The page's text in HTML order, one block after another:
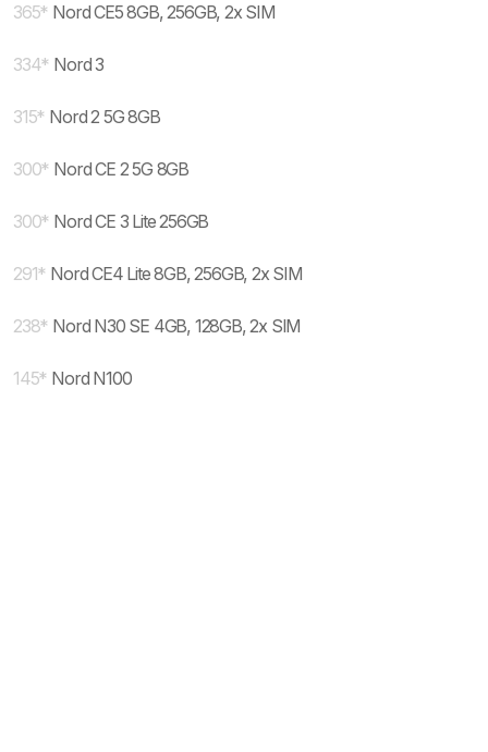
365* Nord CE5 8GB, 256GB, 2x SIM
334* Nord 3
315* Nord 2 5G 8GB
300* Nord CE 2 5G 8GB
300* Nord CE 3 Lite 256GB
291* Nord CE4 Lite 8GB, 256GB, 2x SIM
238* Nord N30 SE 4GB, 128GB, 2x SIM
145* Nord N100